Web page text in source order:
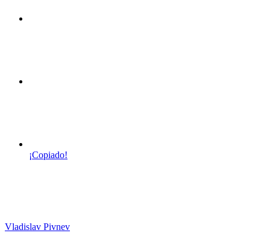
¡Copiado!
Vladislav Pivnev